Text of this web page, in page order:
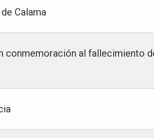
Calama
conmemoración al fallecimiento